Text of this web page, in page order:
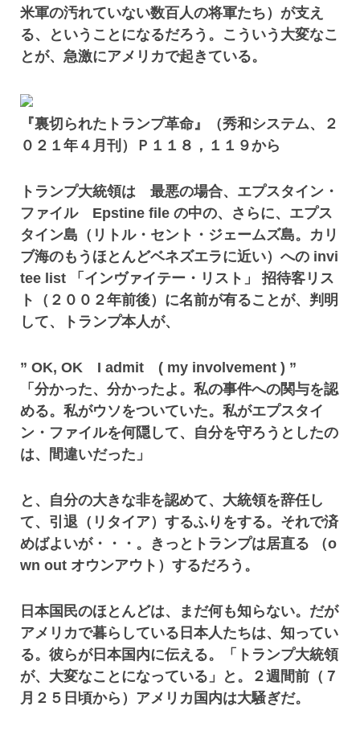
米軍の汚れていない数百人の将軍たち）が支え
る、ということになるだろう。こういう大変なこ
とが、急激にアメリカで起きている。
『裏切られたトランプ革命』（秀和システム、２
０２１年４月刊）Ｐ１１８，１１９から
トランプ大統領は 最悪の場合、エプスタイン・
ファイル Epstine file の中の、さらに、エプス
タイン島（リトル・セント・ジェームズ島。カリ
ブ海のもうほとんどベネズエラに近い）への invi
tee list 「インヴァイテー・リスト」 招待客リス
ト（２００２年前後）に名前が有ることが、判明
して、トランプ本人が、
” OK, OK I admit ( my involvement ) ”
「分かった、分かったよ。私の事件への関与を認
める。私がウソをついていた。私がエプスタイ
ン・ファイルを何隠して、自分を守ろうとしたの
は、間違いだった」
と、自分の大きな非を認めて、大統領を辞任し
て、引退（リタイア）するふりをする。それで済
めばよいが・・・。きっとトランプは居直る （o
wn out オウンアウト）するだろう。
日本国民のほとんどは、まだ何も知らない。だが
アメリカで暮らしている日本人たちは、知ってい
る。彼らが日本国内に伝える。「トランプ大統領
が、大変なことになっている」と。２週間前（７
月２５日頃から）アメリカ国内は大騒ぎだ。